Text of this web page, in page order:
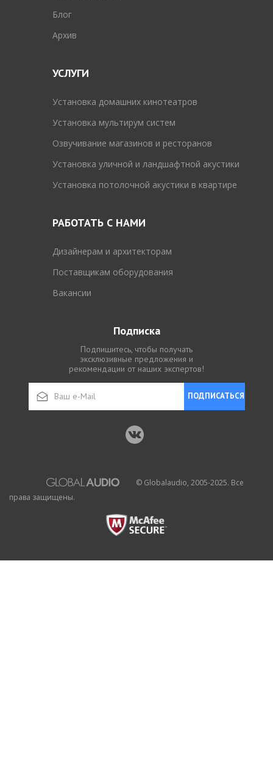
Блог
Архив
УСЛУГИ
Установка домашних кинотеатров
Установка мультирум систем
Озвучивание магазинов и ресторанов
Установка уличной и ландшафтной акустики
Установка потолочной акустики в квартире
РАБОТАТЬ С НАМИ
Дизайнерам и архитекторам
Поставщикам оборудования
Вакансии
Подписка
Подпишитесь, чтобы получать
эксклюзивные предложения и
рекомендации от наших экспертов!
ПОДПИСАТЬСЯ
© Globalaudio, 2005-2025. Все
права защищены.